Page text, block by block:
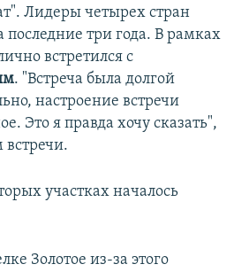
Лидеры четырех стран
последние три года. В рамках
встретился с
. "Встреча была долгой
настроение встречи
Это я правда хочу сказать",
встречи.
участках началось
Золотое из-за этого